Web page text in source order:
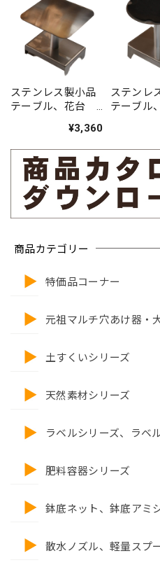
商品カテゴリー
特価品コーナー
元祖マルチ穴あけ器・
土すくいシリーズ
天然素材シリーズ
ラベルシリーズ、ラベ
肥料容器シリーズ
鉢底ネット、鉢底アミ
散水ノズル、軽量スプ
ステンレス製小品
テーブル、花台
¥3,360
ステンレ
テーブ
り 130ｘ